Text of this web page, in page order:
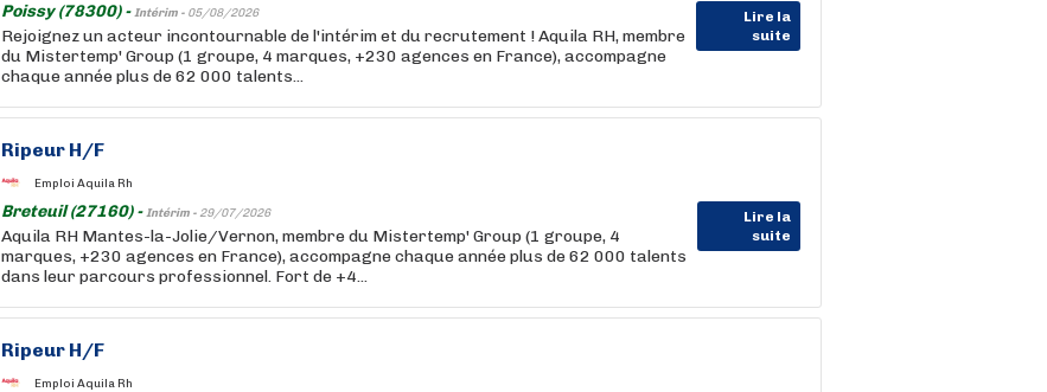
Poissy (78300) -Intérim - 05/08/2026
Lire la
suite
Rejoignez un acteur incontournable de l'intérim et du recrutement ! Aquila RH, membre
du Mistertemp' Group (1 groupe, 4 marques, +230 agences en France), accompagne
chaque année plus de 62 000 talents...
Ripeur H/F
Emploi Aquila Rh
Breteuil (27160) -Intérim - 29/07/2026
Lire la
suite
Aquila RH Mantes-la-Jolie/Vernon, membre du Mistertemp' Group (1 groupe, 4
marques, +230 agences en France), accompagne chaque année plus de 62 000 talents
dans leur parcours professionnel. Fort de +4...
Ripeur H/F
Emploi Aquila Rh